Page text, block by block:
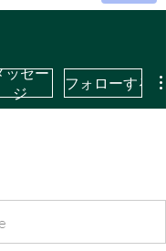
ッセー
ジ
フォローする